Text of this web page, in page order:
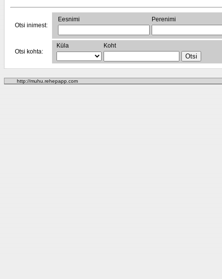
Otsi inimest:
Eesnimi Perenimi
Otsi kohta:
Küla Koht
http://muhu.rehepapp.com